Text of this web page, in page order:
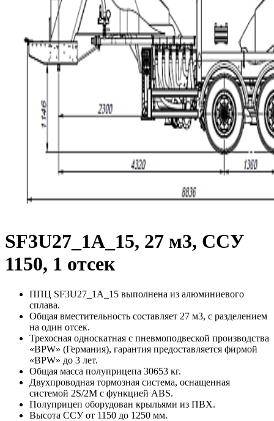
SF3U27_1A_15, 27 м3, ССУ
1150, 1 отсек
ППЦ SF3U27_1A_15 выполнена из алюминиевого
сплава.
Общая вместительность составляет 27 м3, с разделением
на один отсек.
Трехосная односкатная с пневмоподвеской производства
«BPW» (Германия), гарантия предоставляется фирмой
«BPW» до 3 лет.
Общая масса полуприцепа 30653 кг.
Двухпроводная тормозная система, оснащенная
системой 2S/2M с функцией ABS.
Полуприцеп оборудован крыльями из ПВХ.
Высота ССУ от 1150 до 1250 мм.